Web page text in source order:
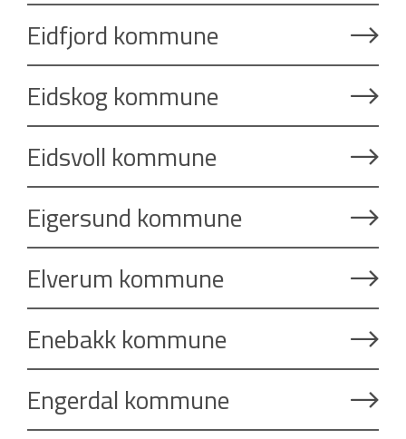
Eidfjord kommune
Eidskog kommune
Eidsvoll kommune
Eigersund kommune
Elverum kommune
Enebakk kommune
Engerdal kommune